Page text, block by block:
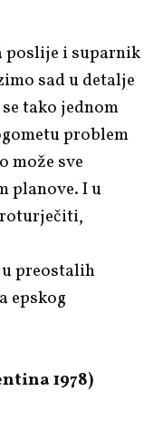
poslije i suparnik
sad u detalje
tako jednom
problem
može sve
planove. I u
preostalih
epskog
1978)